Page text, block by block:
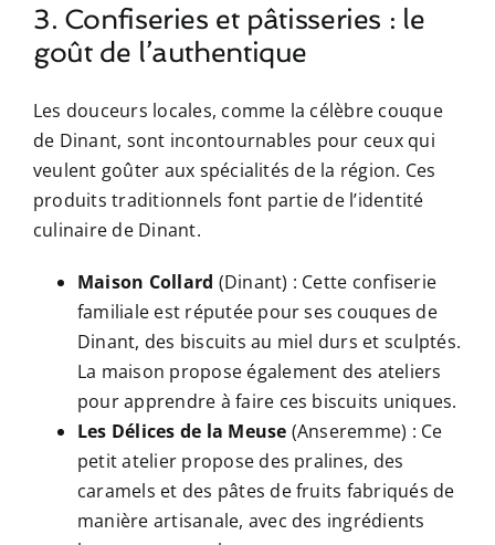
3. Confiseries et pâtisseries : le
goût de l’authentique
Les douceurs locales, comme la célèbre couque
de Dinant, sont incontournables pour ceux qui
veulent goûter aux spécialités de la région. Ces
produits traditionnels font partie de l’identité
culinaire de Dinant.
Maison Collard (Dinant) : Cette confiserie
familiale est réputée pour ses couques de
Dinant, des biscuits au miel durs et sculptés.
La maison propose également des ateliers
pour apprendre à faire ces biscuits uniques.
Les Délices de la Meuse (Anseremme) : Ce
petit atelier propose des pralines, des
caramels et des pâtes de fruits fabriqués de
manière artisanale, avec des ingrédients